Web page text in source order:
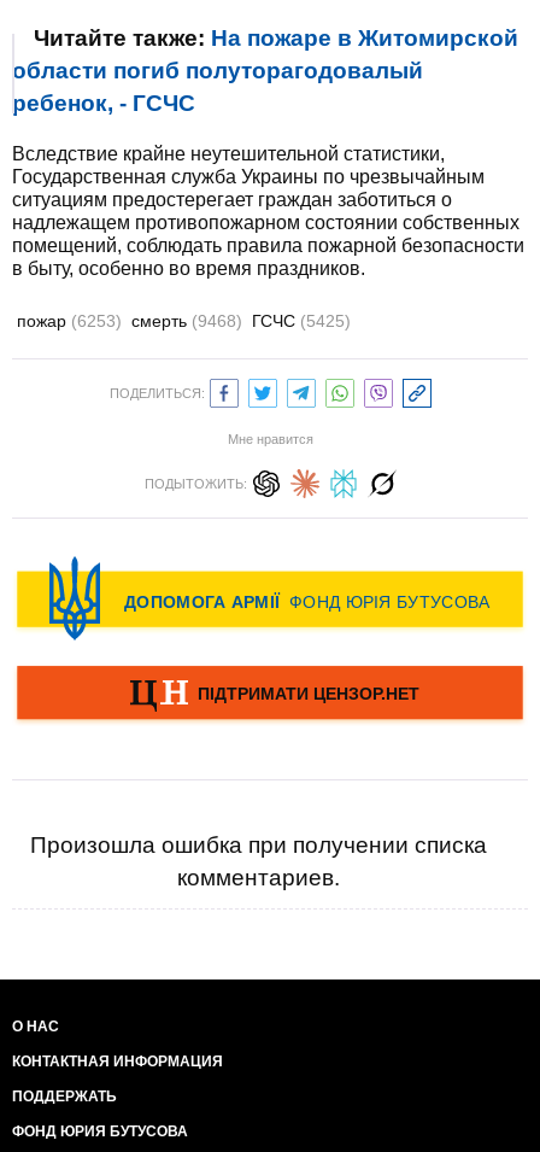
Читайте также: На пожаре в Житомирской
области погиб полуторагодовалый
ребенок, - ГСЧС
Вследствие крайне неутешительной статистики,
Государственная служба Украины по чрезвычайным
ситуациям предостерегает граждан заботиться о
надлежащем противопожарном состоянии собственных
помещений, соблюдать правила пожарной безопасности
в быту, особенно во время праздников.
пожар (6253) смерть (9468) ГСЧС (5425)
ПОДЕЛИТЬСЯ:
Мне нравится
ПОДЫТОЖИТЬ:
Произошла ошибка при получении списка
комментариев.
О НАС
КОНТАКТНАЯ ИНФОРМАЦИЯ
ПОДДЕРЖАТЬ
ФОНД ЮРИЯ БУТУСОВА